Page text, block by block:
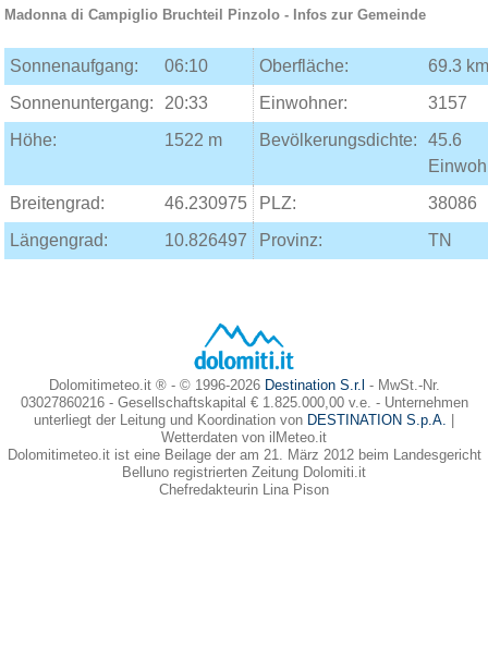
Madonna di Campiglio Bruchteil Pinzolo - Infos zur Gemeinde
Sonnenaufgang: 06:10 Oberfläche:
69.3
Sonnenuntergang:
20:33 Einwohner:
3157
Höhe:
1522 m Bevölkerungsdichte:
45.6
Breitengrad:
46.230975 PLZ:
38086
Längengrad:
10.826497 Provinz: TN
Dolomitimeteo.it ® - © 1996-2026 Destination S.r.l - MwSt.-Nr.
03027860216 - Gesellschaftskapital € 1.825.000,00 v.e. - Unternehmen
unterliegt der Leitung und Koordination von DESTINATION S.p.A.
Wetterdaten von ilMeteo.it
Dolomitimeteo.it ist eine Beilage der am 21. März 2012 beim Landesgericht
Belluno registrierten Zeitung Dolomiti.it
Chefredakteurin Lina Pison